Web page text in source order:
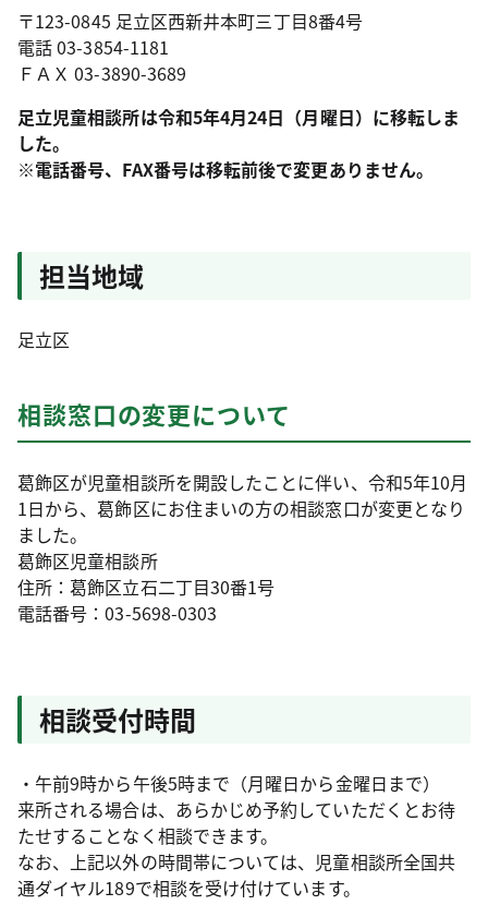
〒123-0845 足立区西新井本町三丁目8番4号
電話 03-3854-1181
ＦＡＸ 03-3890-3689
足立児童相談所は令和5年4月24日（月曜日）に移転しま
した。
※電話番号、FAX番号は移転前後で変更ありません。
担当地域
足立区
相談窓口の変更について
葛飾区が児童相談所を開設したことに伴い、令和5年10月
1日から、葛飾区にお住まいの方の相談窓口が変更となり
ました。
葛飾区児童相談所
住所：葛飾区立石二丁目30番1号
電話番号：03-5698-0303
相談受付時間
・午前9時から午後5時まで（月曜日から金曜日まで）
来所される場合は、あらかじめ予約していただくとお待
たせすることなく相談できます。
なお、上記以外の時間帯については、児童相談所全国共
通ダイヤル189で相談を受け付けています。